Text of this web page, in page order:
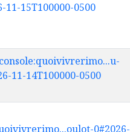
11-15T100000-0500
11-14T100000-0500
0#2026-